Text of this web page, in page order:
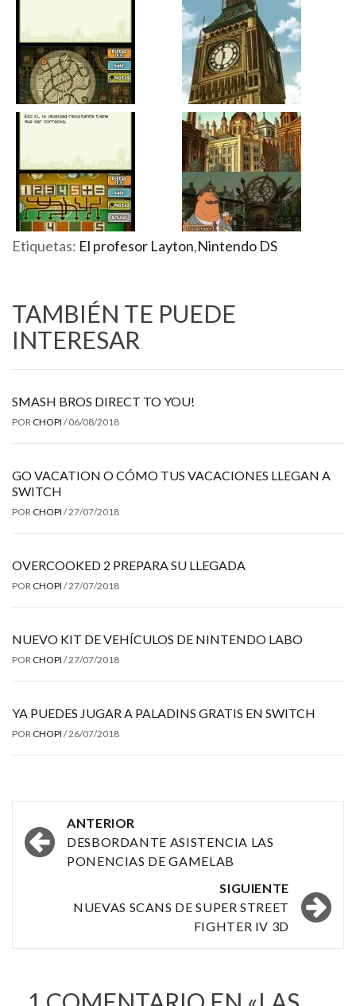
Etiquetas: El profesor Layton,Nintendo DS
TAMBIÉN TE PUEDE
INTERESAR
SMASH BROS DIRECT TO YOU!
POR CHOPI / 06/08/2018
GO VACATION O CÓMO TUS VACACIONES LLEGAN A
SWITCH
POR CHOPI /27/07/2018
OVERCOOKED 2 PREPARA SU LLEGADA
POR CHOPI /27/07/2018
NUEVO KIT DE VEHÍCULOS DE NINTENDO LABO
POR CHOPI /27/07/2018
YA PUEDES JUGAR A PALADINS GRATIS EN SWITCH
POR CHOPI /26/07/2018
Navegación
por
entradas
ANTERIOR
DESBORDANTE ASISTENCIA LAS
PONENCIAS DE GAMELAB
SIGUIENTE
NUEVAS SCANS DE SUPER STREET
FIGHTER IV 3D